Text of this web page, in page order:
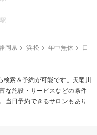
岡県 浜松 年中無休
口
索＆予約が可能です。天竜川
な施設・サービスなどの条件
当日予約できるサロンもあり